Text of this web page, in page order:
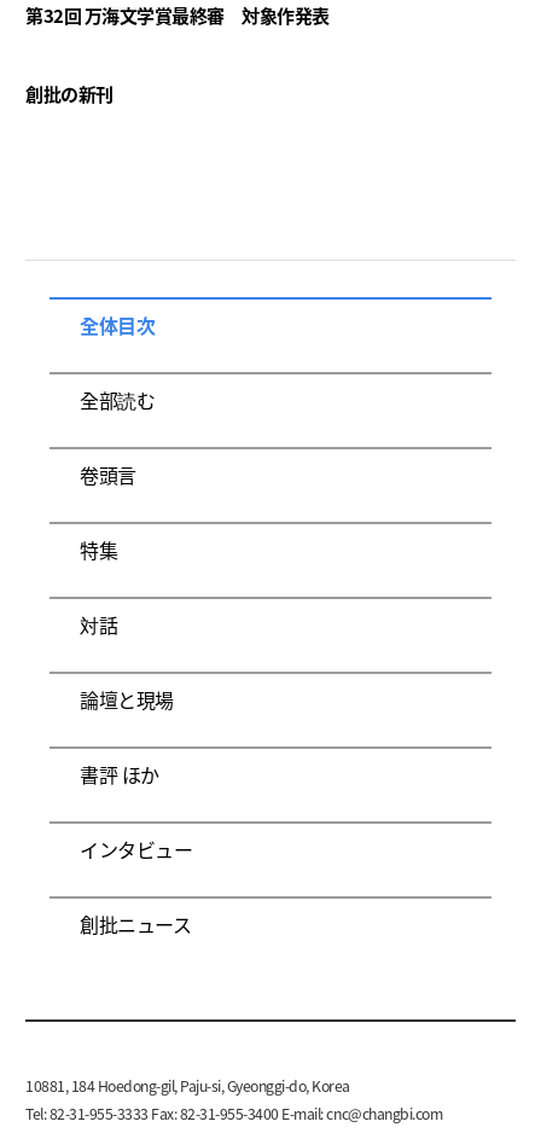
第32回万海文学賞最終審 対象作発表
創批の新刊
全体目次
全部読む
卷頭言
特集
対話
論壇と現場
書評 ほか
インタビュー
創批ニュース
10881, 184 Hoedong-gil, Paju-si, Gyeonggi-do, Korea
Tel: 82-31-955-3333 Fax: 82-31-955-3400 E-mail:cnc@changbi.com